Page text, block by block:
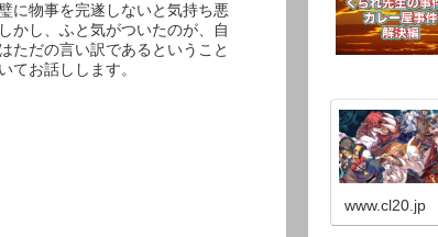
に物事を完遂しないと気持ち悪
かし、ふと気がついたのが、自
ただの言い訳であるということ
てお話しします。
www.cl20.jp